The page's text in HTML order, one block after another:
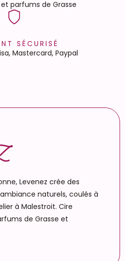
parfums de Grasse
SÉCURISÉ
Mastercard, Paypal
Levenez crée des
naturels, coulés à
à Malestroit. Cire
de Grasse et